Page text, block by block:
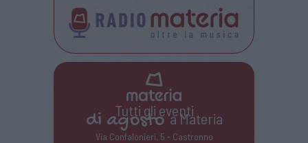
Tutti gli eventi
di agostoa Materia
Via Confalonieri, 5 - Castronno